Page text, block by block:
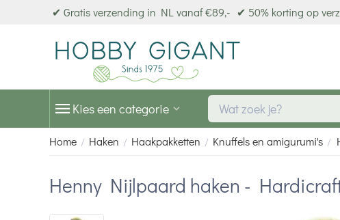
✔ Gratis verzending in NL vanaf €89,- ✔ 50% korting op
Kies een categorie
Home / Haken / Haakpakketten / Knuffels en amigurumi's /
Henny Nijlpaard haken -